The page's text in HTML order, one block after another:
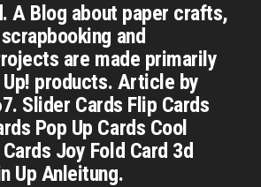
A Blog about paper crafts,
and
are made primarily
products. Article by
Slider Cards Flip Cards
Pop Up Cards Cool
Joy Fold Card 3d
Up Anleitung.